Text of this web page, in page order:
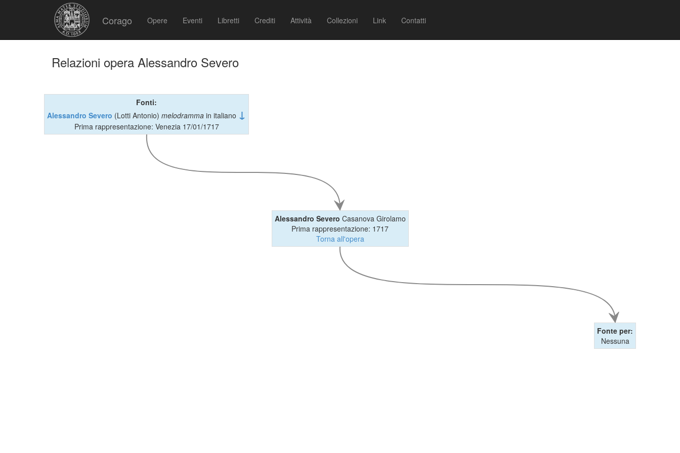
Corago Opere Eventi Libretti Crediti Attività Collezioni Link Contatti
Relazioni opera Alessandro Severo
Fonti:
Alessandro Severo (Lotti Antonio) melodramma in italiano ↓
Prima rappresentazione: Venezia 17/01/1717
Alessandro Severo Casanova Girolamo
Prima rappresentazione: 1717
Torna all'opera
Fonte per:
Nessuna